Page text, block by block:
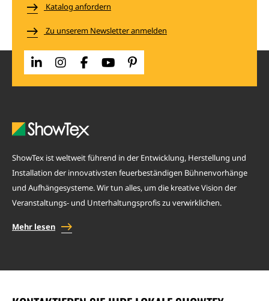
Katalog anfordern
Zu unserem Newsletter anmelden
ShowTex ist weltweit führend in der Entwicklung, Herstellung und
Installation der innovativsten feuerbeständigen Bühnenvorhänge
und Aufhängesysteme. Wir tun alles, um die kreative Vision der
Veranstaltungs- und Unterhaltungsprofis zu verwirklichen.
Mehr lesen